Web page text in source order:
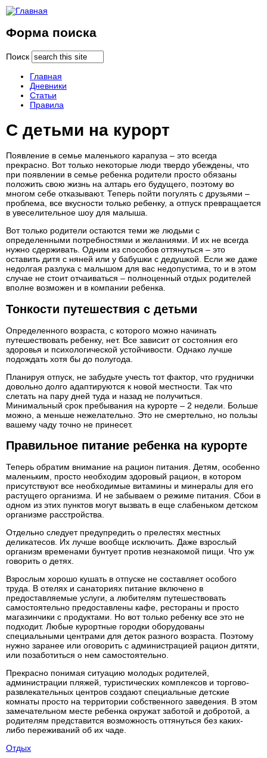
Форма поиска
Поиск
Главная
Дневники
Статьи
Правила
С детьми на курорт
Появление в семье маленького карапуза – это всегда
прекрасно. Вот только некоторые люди твердо убеждены, что
при появлении в семье ребенка родители просто обязаны
положить свою жизнь на алтарь его будущего, поэтому во
многом себе отказывают. Теперь пойти погулять с друзьями –
проблема, все вкусности только ребенку, а отпуск превращается
в увеселительное шоу для малыша.
Вот только родители остаются теми же людьми с
определенными потребностями и желаниями. И их не всегда
нужно сдерживать. Одним из способов оттянуться – это
оставить дитя с няней или у бабушки с дедушкой. Если же даже
недолгая разлука с малышом для вас недопустима, то и в этом
случае не стоит отчаиваться – полноценный отдых родителей
вполне возможен и в компании ребенка.
Тонкости путешествия с детьми
Определенного возраста, с которого можно начинать
путешествовать ребенку, нет. Все зависит от состояния его
здоровья и психологической устойчивости. Однако лучше
подождать хотя бы до полугода.
Планируя отпуск, не забудьте учесть тот фактор, что груднички
довольно долго адаптируются к новой местности. Так что
слетать на пару дней туда и назад не получиться.
Минимальный срок пребывания на курорте – 2 недели. Больше
можно, а меньше нежелательно. Это не смертельно, но пользы
вашему чаду точно не принесет.
Правильное питание ребенка на курорте
Теперь обратим внимание на рацион питания. Детям, особенно
маленьким, просто необходим здоровый рацион, в котором
присутствуют все необходимые витамины и минералы для его
растущего организма. И не забываем о режиме питания. Сбои в
одном из этих пунктов могут вызвать в еще слабеньком детском
организме расстройства.
Отдельно следует предупредить о прелестях местных
деликатесов. Их лучше вообще исключить. Даже взрослый
организм временами бунтует против незнакомой пищи. Что уж
говорить о детях.
Взрослым хорошо кушать в отпуске не составляет особого
труда. В отелях и санаториях питание включено в
предоставляемые услуги, а любителям путешествовать
самостоятельно предоставлены кафе, рестораны и просто
магазинчики с продуктами. Но вот только ребенку все это не
подходит. Любые курортные городки оборудованы
специальными центрами для деток разного возраста. Поэтому
нужно заранее или оговорить с администрацией рацион дитяти,
или позаботиться о нем самостоятельно.
Прекрасно понимая ситуацию молодых родителей,
администрации пляжей, туристических комплексов и торгово-
развлекательных центров создают специальные детские
комнаты просто на территории собственного заведения. В этом
замечательном месте ребенка окружат заботой и добротой, а
родителям представится возможность оттянуться без каких-
либо переживаний об их чаде.
Отдых